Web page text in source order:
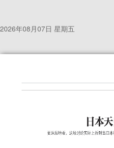
2026年08月07日 星期五